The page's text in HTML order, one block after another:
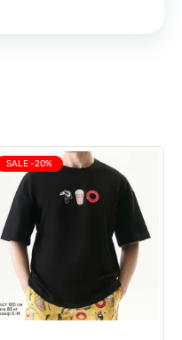
SALE -20%